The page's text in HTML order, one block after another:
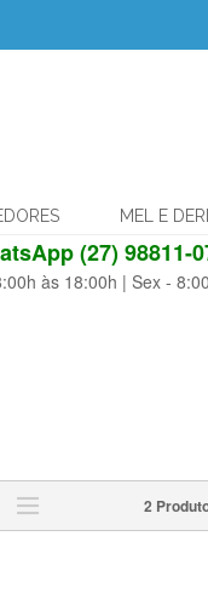
MEL E
(27) 98811-
às 18:00h | Sex -
2